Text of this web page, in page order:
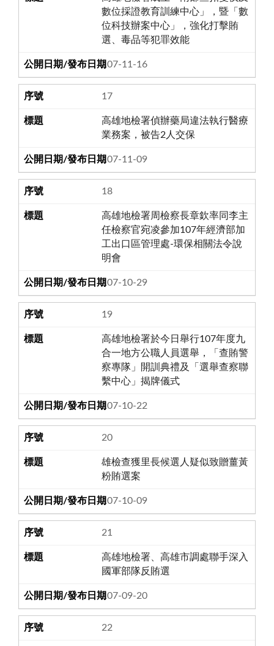
數位採證教育訓練中心」，暨「數
位科技辦案中心」，強化打擊賄
選、毒品等犯罪效能
107-11-16
17
高雄地檢署偵辦藥局違法執行醫療
業務案，被告2人交保
107-11-09
18
高雄地檢署周檢察長章欽率同李主
任檢察官宛凌參加107年經濟部加
工出口區管理處-環保相關法令說
明會
107-10-29
19
高雄地檢署於今日舉行107年度九
合一地方公職人員選舉，「查賄警
察專隊」開訓典禮及「選舉查察聯
繫中心」揭牌儀式
107-10-22
20
雄檢查獲里長候選人疑似致贈薑黃
粉賄選案
107-10-09
21
高雄地檢署、高雄市調處聯手深入
國軍部隊反賄選
107-09-20
22